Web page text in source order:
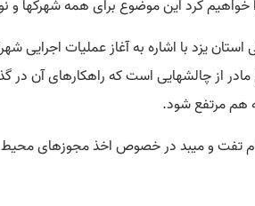
کرد این موضوع برای همه شهرکها و
یزد با اشاره به آغاز عملیات
از چالشهایی است که راهکارهای آن در
هم مرتفع شود.
تفت و میبد در خصوص اخذ مجوزهای محیط